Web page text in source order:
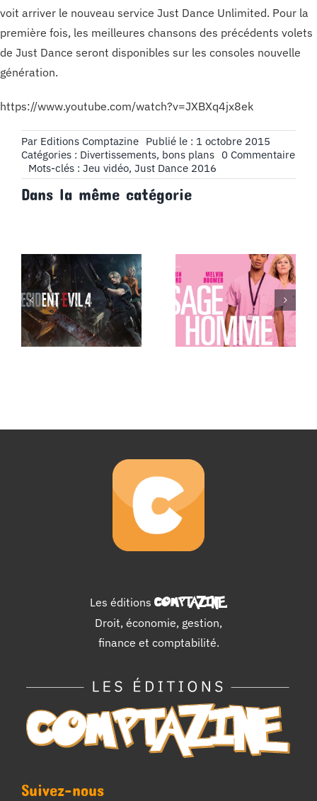
voit arriver le nouveau service Just Dance Unlimited. Pour la
première fois, les meilleures chansons des précédents volets
de Just Dance seront disponibles sur les consoles nouvelle
génération.
https://www.youtube.com/watch?v=JXBXq4jx8ek
Par Editions Comptazine Publié le : 1 octobre 2015
Catégories : Divertissements, bons plans 0 Commentaireon
Mots-clés : Jeu vidéo, Just Dance 2016
Dans la même catégorie
Jeu video :
Resident Evil
4
Cinéma :
Sage-Homme
Les éditions COMPTAZINE.
Droit, économie, gestion,
finance et comptabilité.
Suivez-nous